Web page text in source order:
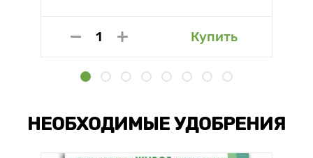
Купить
НЕОБХОДИМЫЕ УДОБРЕНИЯ